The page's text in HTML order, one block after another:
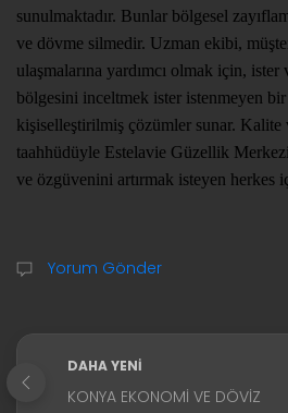
sunulmaktadır. Bunlar bölgesel
ve dövme silmedir. Uzman ekibi,
ulaşmalarına yardımcı olmak için,
bölgesini inceltmek ister istenmeyen
kişiselleştirilmiş çözümler sunar.
taahhüdüyle Estelavie Güzellik
ve özgüvenini artırmak isteyen herkes
Yorum Gönder
DAHA YENI
KONYA EKONOMI VE DÖVIZ